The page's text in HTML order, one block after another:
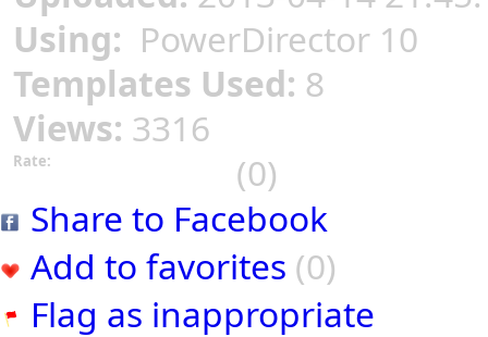
Using: PowerDirector 10
Templates Used: 8
Views: 3316
Rate:
(0)
Share to Facebook
Add to favorites (0)
Flag as inappropriate